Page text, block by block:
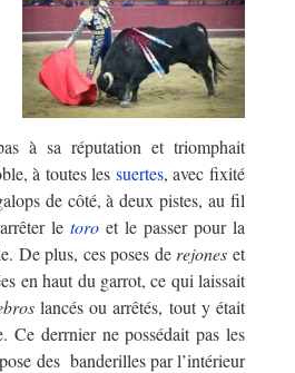
à sa réputation et triomphait
à toutes les suertes, avec fixité
de côté, à deux pistes, au fil
le toro et le passer pour la
De plus, ces poses de rejones et
en haut du garrot, ce qui laissait
lancés ou arrêtés, tout y était
Ce derrnier ne possédait pas les
des banderilles par l’intérieur